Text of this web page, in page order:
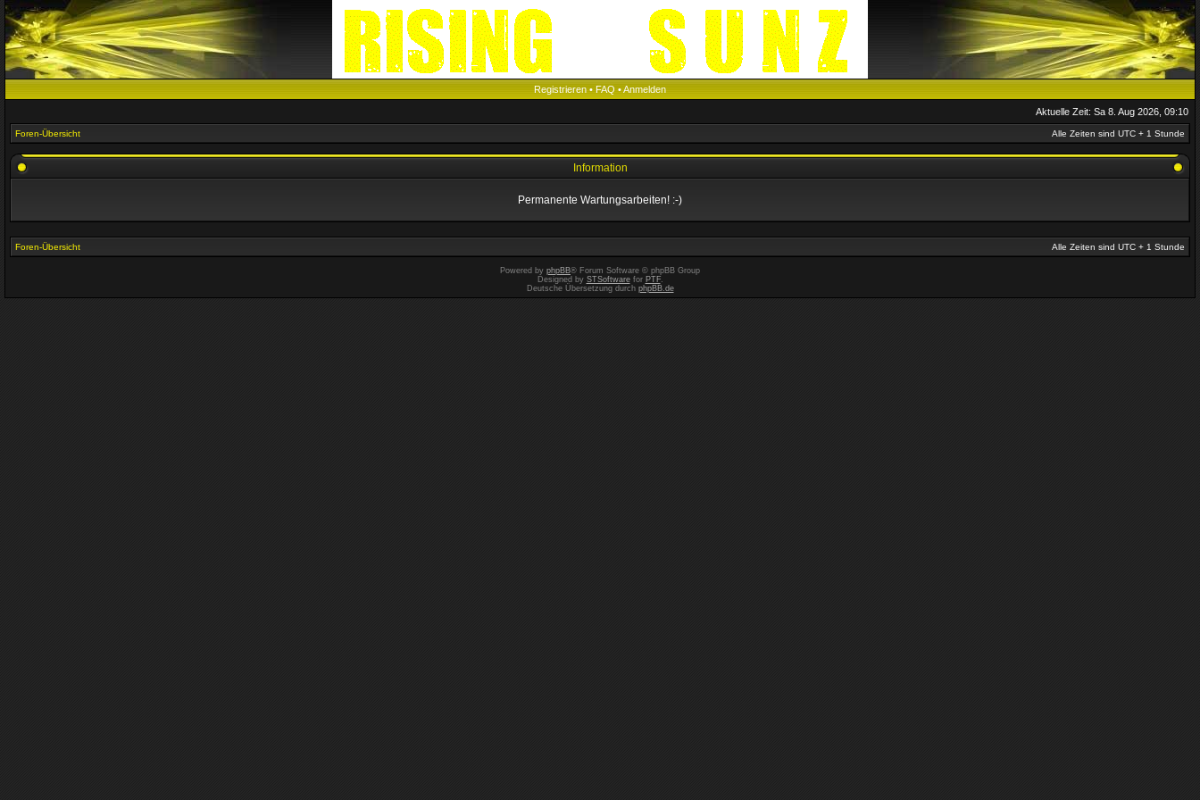
Registrieren • FAQ •Anmelden
Aktuelle Zeit: Sa 8. Aug 2026, 09:10
Foren-Übersicht Alle Zeiten sind UTC + 1 Stunde
Information
Permanente Wartungsarbeiten! :-)
Foren-Übersicht Alle Zeiten sind UTC + 1 Stunde
Powered by phpBB® Forum Software © phpBB Group
Designed by STSoftwarefor PTF.
Deutsche Übersetzung durch phpBB.de